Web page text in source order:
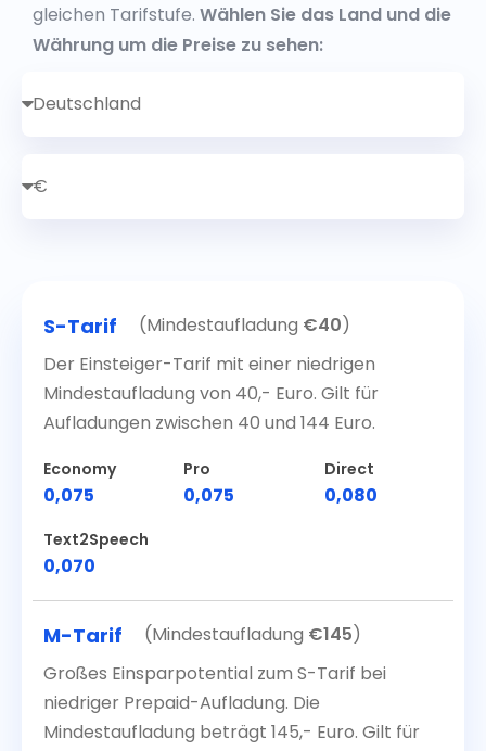
gleichen Tarifstufe. Wählen Sie das Land und die
Währung um die Preise zu sehen:
S-Tarif (Mindestaufladung €40)
Der Einsteiger-Tarif mit einer niedrigen
Mindestaufladung von 40,- Euro. Gilt für
Aufladungen zwischen 40 und 144 Euro.
Economy
0,075
Pro
0,075
Direct
0,080
Text2Speech
0,070
M-Tarif (Mindestaufladung €145)
Großes Einsparpotential zum S-Tarif bei
niedriger Prepaid-Aufladung. Die
Mindestaufladung beträgt 145,- Euro. Gilt für